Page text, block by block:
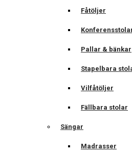
Fåtöljer
Pallar & bänkar
Stapelbara
Vilfåtöljer
Fällbara stolar
Sängar
Madrasser